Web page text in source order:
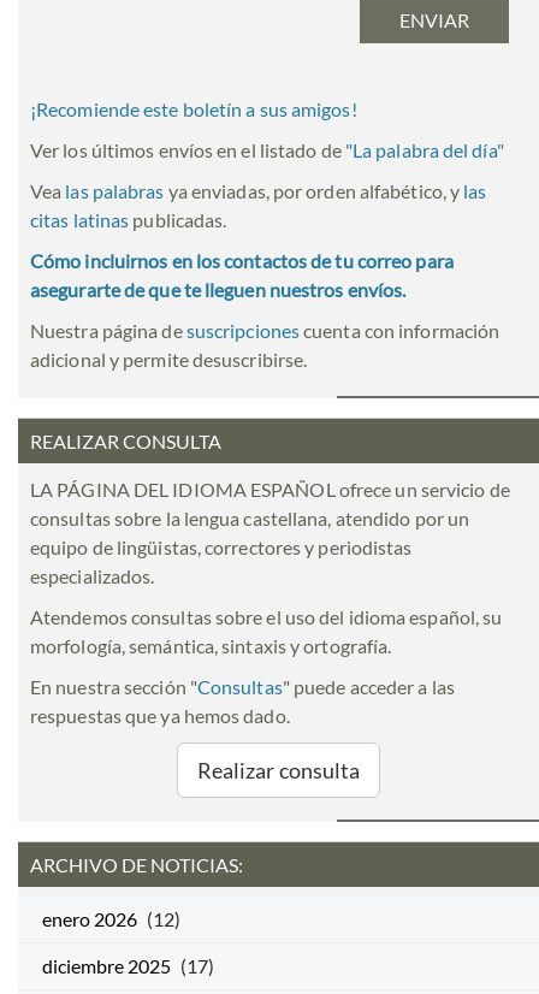
¡Recomiende este boletín a sus amigos!
Ver los últimos envíos en el listado de "La palabra del día"
Vea las palabras ya enviadas, por orden alfabético, y las
citas latinas publicadas.
Cómo incluirnos en los contactos de tu correo para
asegurarte de que te lleguen nuestros envíos.
Nuestra página desuscripcionescuenta con información
adicional y permite desuscribirse.
REALIZAR CONSULTA
LA PÁGINA DEL IDIOMA ESPAÑOL ofrece un servicio de
consultas sobre la lengua castellana, atendido por un
equipo de lingüistas, correctores y periodistas
especializados.
Atendemos consultas sobre el uso del idioma español, su
morfología, semántica, sintaxis y ortografía.
En nuestra sección "Consultas" puede acceder a las
respuestas que ya hemos dado.
Realizar consulta
ARCHIVO DE NOTICIAS:
enero 2026 (12)
diciembre 2025 (17)